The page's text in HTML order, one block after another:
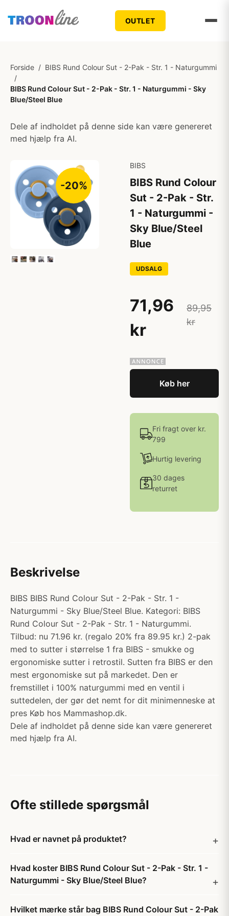
OUTLET
Forside / BIBS Rund Colour Sut - 2-Pak - Str. 1 - Naturgummi
/
BIBS Rund Colour Sut - 2-Pak - Str. 1 - Naturgummi - Sky
Blue/Steel Blue
Dele af indholdet på denne side kan være genereret
med hjælp fra AI.
-20%
BIBS
BIBS Rund Colour
Sut - 2-Pak - Str.
1 - Naturgummi -
Sky Blue/Steel
Blue
UDSALG
71,96
kr
89,95
kr
Køb her
Fri fragt over kr.
799
Hurtig levering
30 dages
returret
Beskrivelse
BIBS BIBS Rund Colour Sut - 2-Pak - Str. 1 -
Naturgummi - Sky Blue/Steel Blue. Kategori: BIBS
Rund Colour Sut - 2-Pak - Str. 1 - Naturgummi.
Tilbud: nu 71.96 kr. (regalo 20% fra 89.95 kr.) 2-pak
med to sutter i størrelse 1 fra BIBS - smukke og
ergonomiske sutter i retrostil. Sutten fra BIBS er den
mest ergonomiske sut på markedet. Den er
fremstillet i 100% naturgummi med en ventil i
suttedelen, der gør det nemt for dit minimenneske at
pres Køb hos Mammashop.dk.
Dele af indholdet på denne side kan være genereret
med hjælp fra AI.
Ofte stillede spørgsmål
Hvad er navnet på produktet?
Hvad koster BIBS Rund Colour Sut - 2-Pak - Str. 1 -
Naturgummi - Sky Blue/Steel Blue?
Hvilket mærke står bag BIBS Rund Colour Sut - 2-Pak